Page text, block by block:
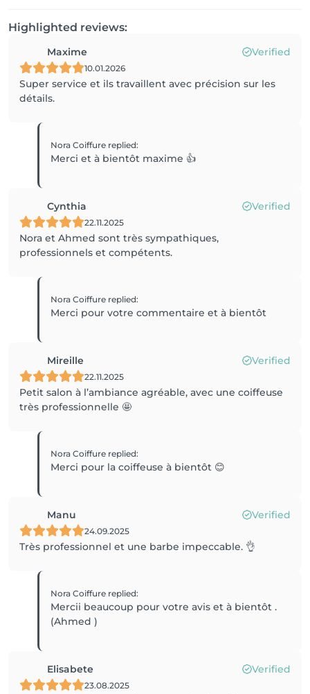
Highlighted reviews:
Maxime Verified
10.01.2026
Super service et ils travaillent avec précision sur les
détails.
Nora Coiffure replied:
Merci et à bientôt maxime 👍
Cynthia Verified
22.11.2025
Nora et Ahmed sont très sympathiques,
professionnels et compétents.
Nora Coiffure replied:
Merci pour votre commentaire et à bientôt
Mireille Verified
22.11.2025
Petit salon à l’ambiance agréable, avec une coiffeuse
très professionnelle 🤩
Nora Coiffure replied:
Merci pour la coiffeuse à bientôt 😊
Manu Verified
24.09.2025
Très professionnel et une barbe impeccable. 👌
Nora Coiffure replied:
Mercii beaucoup pour votre avis et à bientôt .
(Ahmed )
Elisabete Verified
23.08.2025